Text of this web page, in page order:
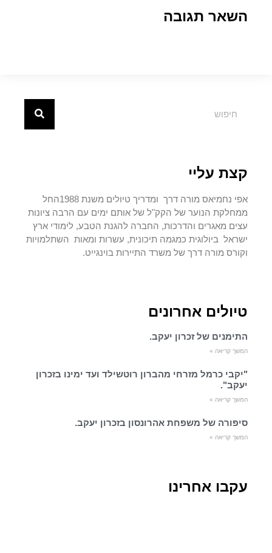
השאר תגובה
קצת עליי
אפי נחמיאס מורה דרך ומדריך טיולים משנת 1988החל
ממחלקת הנוער של הקק"ל של אותם ימים עם הרבה ציונות
עצים מאגרים והדרכות, החברה להגנת הטבע, לימודי ארץ
ישראל ביולוגית כמגמה תיכונית, עשרות ומאות השתלמויות
וקורס מורה דרך של משרד התיירות בוינגייט.
טיולים אחרונים
התימנים של זכרון יעקב.
המשך קריאה »
"יקבי כרמל מזרחי מהברון רוטשילד ועד ימינו בזכרון
יעקב".
המשך קריאה »
סיפורה של משפחת אהרונסון בזכרון יעקב.
המשך קריאה »
עקבו אחרינו